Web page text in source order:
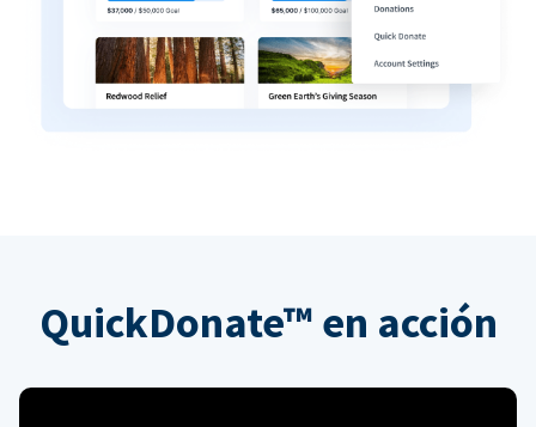
QuickDonate™ en acción